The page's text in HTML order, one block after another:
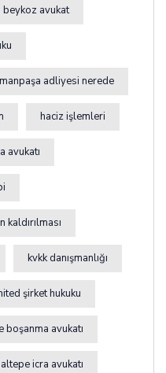
beykoz avukat
adliyesi nerede
haciz işlemleri
avukatı
kaldırılması
kvkk danışmanlığı
şirket hukuku
boşanma avukatı
icra avukatı